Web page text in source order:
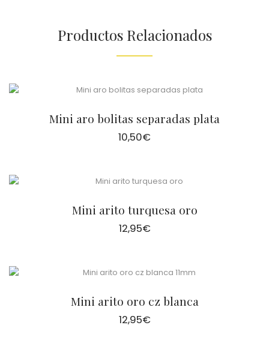
Productos Relacionados
Mini aro bolitas separadas plata
10,50€
Mini arito turquesa oro
12,95€
Mini arito oro cz blanca
12,95€